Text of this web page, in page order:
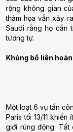
rộng không gian
thảm họa vẫn xảy
Saudi rằng họ cần
tương tự.
Khủng bố liên
Một loạt 6 vụ tấn
Paris tối 13/11
giới rúng động. Tất